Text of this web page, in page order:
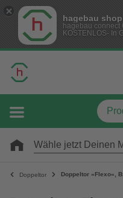
hagebau shop
hagebau connect
KOSTENLOS- In
Wähle jetzt Deinen
Doppeltor Doppeltor »Flexo«,